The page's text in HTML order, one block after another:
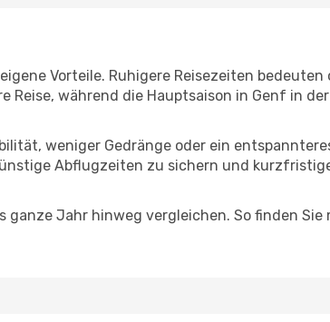
Vorteile. Ruhigere Reisezeiten bedeuten
während die Hauptsaison in Genf in
weniger Gedränge oder ein
Abflugzeiten zu sichern und
Jahr hinweg vergleichen. So finden Sie